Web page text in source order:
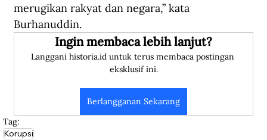
merugikan rakyat dan negara,” kata
Burhanuddin.
Ingin membaca lebih lanjut?
Langgani historia.id untuk terus membaca postingan
eksklusif ini.
Berlangganan Sekarang
Tag:
Korupsi